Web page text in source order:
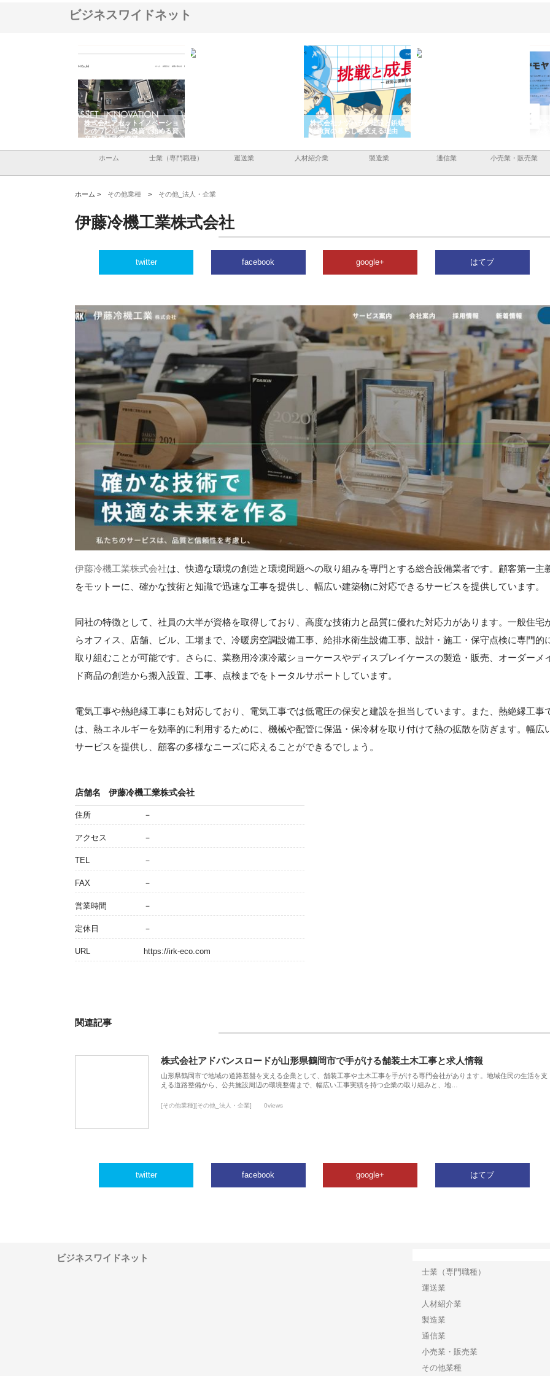
ビジネスワイドネット
株式会社アセットイノベーショ
ンのワンルーム投資で始める資
産形成と老後準備
株式会社ナツハラが建設と鋲螺
で滋賀の暮らしを支える理由
株
ホーム 士業（専門職種） 運送業 人材紹介業 製造業 通信業 小売業・販売業
ホーム > その他業種 > その他_法人・企業
伊藤冷機工業株式会社
twitter facebook google+ はてブ
伊藤冷機工業株式会社は、快適な環境の創造と環境問題への取り組みを専門とする総合設備業者です。顧客第一主
をモットーに、確かな技術と知識で迅速な工事を提供し、幅広い建築物に対応できるサービスを提供しています。
同社の特徴として、社員の大半が資格を取得しており、高度な技術力と品質に優れた対応力があります。一般住宅
らオフィス、店舗、ビル、工場まで、冷暖房空調設備工事、給排水衛生設備工事、設計・施工・保守点検に専門的
取り組むことが可能です。さらに、業務用冷凍冷蔵ショーケースやディスプレイケースの製造・販売、オーダーメ
ド商品の創造から搬入設置、工事、点検までをトータルサポートしています。
電気工事や熱絶縁工事にも対応しており、電気工事では低電圧の保安と建設を担当しています。また、熱絶縁工事
は、熱エネルギーを効率的に利用するために、機械や配管に保温・保冷材を取り付けて熱の拡散を防ぎます。幅広
サービスを提供し、顧客の多様なニーズに応えることができるでしょう。
店舗名 伊藤冷機工業株式会社
住所 －
アクセス －
TEL －
FAX －
営業時間 －
定休日 －
URL https://irk-eco.com
関連記事
株式会社アドバンスロードが山形県鶴岡市で手がける舗装土木工事と求人情報
山形県鶴岡市で地域の道路基盤を支える企業として、舗装工事や土木工事を手がける専門会社があります。地域住民の生活を支
える道路整備から、公共施設周辺の環境整備まで、幅広い工事実績を持つ企業の取り組みと、地…
[その他業種][その他_法人・企業] 0views
twitter facebook google+ はてブ
ビジネスワイドネット
士業（専門職種）
運送業
人材紹介業
製造業
通信業
小売業・販売業
その他業種